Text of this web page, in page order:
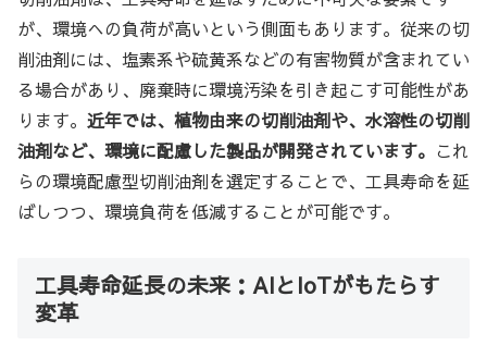
が、環境への負荷が高いという側面もあります。従来の切
削油剤には、塩素系や硫黄系などの有害物質が含まれてい
る場合があり、廃棄時に環境汚染を引き起こす可能性があ
ります。 近年では、植物由来の切削油剤や、水溶性の切削
油剤など、環境に配慮した製品が開発されています。 これ
らの環境配慮型切削油剤を選定することで、工具寿命を延
ばしつつ、環境負荷を低減することが可能です。
工具寿命延長の未来：AIとIoTがもたらす
変革